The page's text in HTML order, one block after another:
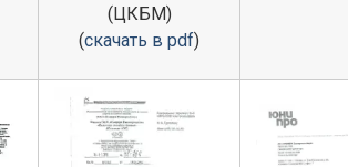
(ЦКБМ)
(скачать в pdf)